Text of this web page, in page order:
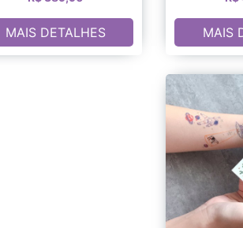
MAIS DETALHES MAIS